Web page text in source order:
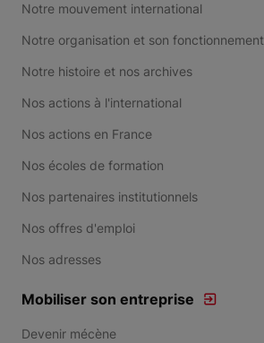
Notre mouvement international
Notre organisation et son fonctionnement
Notre histoire et nos archives
Nos actions à l'international
Nos actions en France
Nos écoles de formation
Nos partenaires institutionnels
Nos offres d'emploi
Nos adresses
Mobiliser son entreprise
Devenir mécène